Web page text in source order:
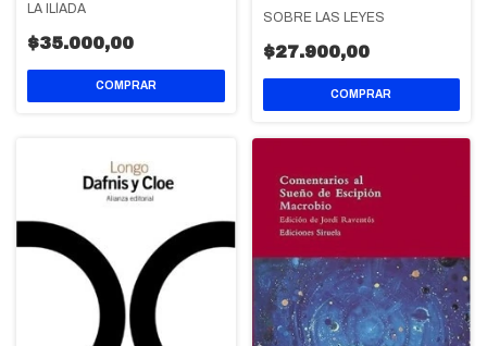
LA ILÍADA
$35.000,00
SOBRE LAS LEYES
$27.900,00